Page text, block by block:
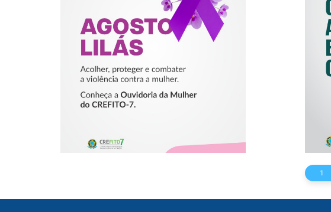
PROTEGER E
COMBATER A
VIOLÊNCIA
CONTRA A
MULHER
1